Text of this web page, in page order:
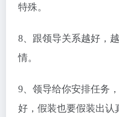
特殊。
8、跟领导关系越好，
情。
9、领导给你安排任务
好，假装也要假装出认